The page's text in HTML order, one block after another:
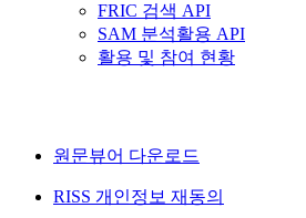
FRIC 검색 API
SAM 분석활용 API
활용 및 참여 현황
원문뷰어 다운로드
RISS 개인정보 재동의